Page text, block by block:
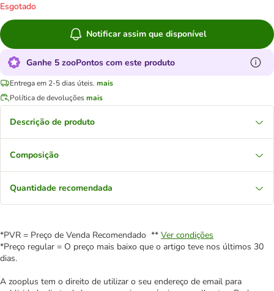
Esgotado
Notificar assim que disponível
Ganhe 5 zooPontos com este produto
Entrega em 2-5 dias úteis. mais
Política de devoluçõesmais
Descrição de produto
Composição
Quantidade recomendada
*PVR = Preço de Venda Recomendado ** Ver condições
*Preço regular = O preço mais baixo que o artigo teve nos últimos 30
dias.
A zooplus tem o direito de utilizar o seu endereço de email para